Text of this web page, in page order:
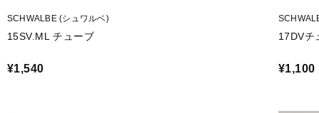
SCHWALBE (シュワルベ)
15SV.ML チューブ
¥1,540
17DVチ
¥1,100